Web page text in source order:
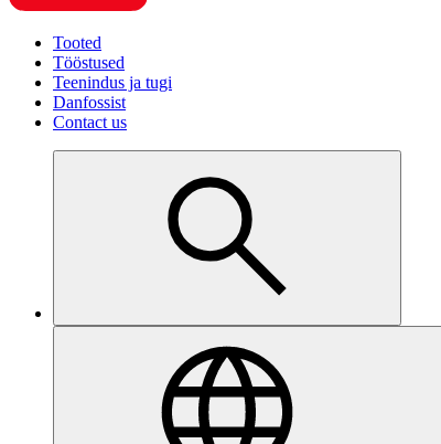
Tooted
Tööstused
Teenindus ja tugi
Danfossist
Contact us